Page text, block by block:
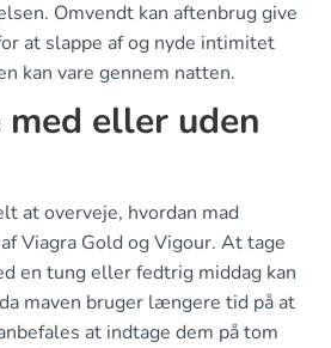
Omvendt kan aftenbrug give
at slappe af og nyde intimitet
kan vare gennem natten.
eller uden
at overveje, hvordan mad
Viagra Gold og Vigour. At tage
en tung eller fedtrig middag kan
maven bruger længere tid på at
at indtage dem på tom